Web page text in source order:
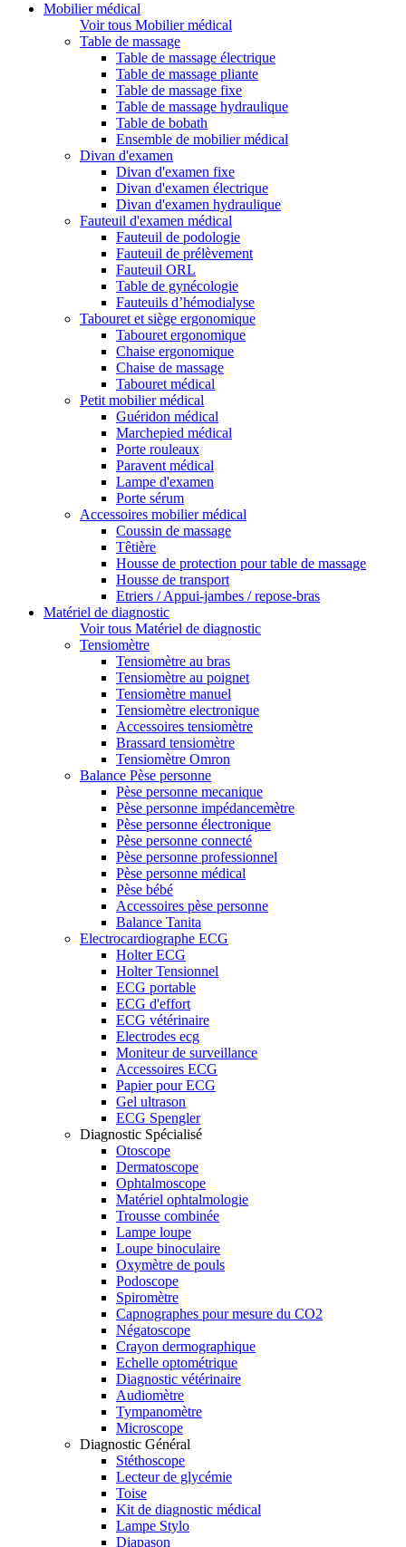
Mobilier médical
Voir tous Mobilier médical
Table de massage
Table de massage électrique
Table de massage pliante
Table de massage fixe
Table de massage hydraulique
Table de bobath
Ensemble de mobilier médical
Divan d'examen
Divan d'examen fixe
Divan d'examen électrique
Divan d'examen hydraulique
Fauteuil d'examen médical
Fauteuil de podologie
Fauteuil de prélèvement
Fauteuil ORL
Table de gynécologie
Fauteuils d’hémodialyse
Tabouret et siège ergonomique
Tabouret ergonomique
Chaise ergonomique
Chaise de massage
Tabouret médical
Petit mobilier médical
Guéridon médical
Marchepied médical
Porte rouleaux
Paravent médical
Lampe d'examen
Porte sérum
Accessoires mobilier médical
Coussin de massage
Têtière
Housse de protection pour table de massage
Housse de transport
Etriers / Appui-jambes / repose-bras
Matériel de diagnostic
Voir tous Matériel de diagnostic
Tensiomètre
Tensiomètre au bras
Tensiomètre au poignet
Tensiomètre manuel
Tensiomètre electronique
Accessoires tensiomètre
Brassard tensiomètre
Tensiomètre Omron
Balance Pèse personne
Pèse personne mecanique
Pèse personne impédancemètre
Pèse personne électronique
Pèse personne connecté
Pèse personne professionnel
Pèse personne médical
Pèse bébé
Accessoires pèse personne
Balance Tanita
Electrocardiographe ECG
Holter ECG
Holter Tensionnel
ECG portable
ECG d'effort
ECG vétérinaire
Electrodes ecg
Moniteur de surveillance
Accessoires ECG
Papier pour ECG
Gel ultrason
ECG Spengler
Diagnostic Spécialisé
Otoscope
Dermatoscope
Ophtalmoscope
Matériel ophtalmologie
Trousse combinée
Lampe loupe
Loupe binoculaire
Oxymètre de pouls
Podoscope
Spiromètre
Capnographes pour mesure du CO2
Négatoscope
Crayon dermographique
Echelle optométrique
Diagnostic vétérinaire
Audiomètre
Tympanomètre
Microscope
Diagnostic Général
Stéthoscope
Lecteur de glycémie
Toise
Kit de diagnostic médical
Lampe Stylo
Diapason